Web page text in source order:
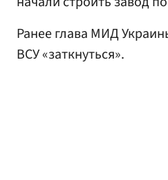
Ранее глава МИД
ВСУ «заткнуться».